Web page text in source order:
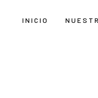
INICIO